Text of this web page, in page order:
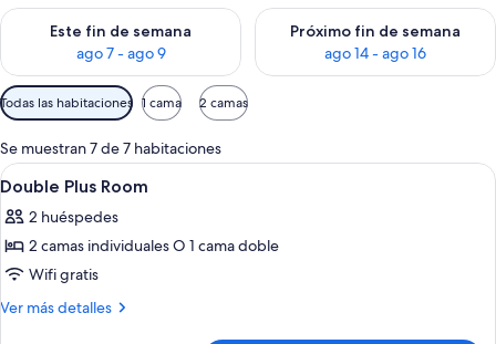
Este fin de semana
ago 7 - ago 9
Consulta la disponibilidad para este fin de semana, ago 7 -
Próximo fin de semana
ago 14 - ago 16
Consulta la disponibilidad
Filtros
disponibles
para
las
habitaciones
Todas las habitaciones 1 cama 2 camas
Se muestran 7 de 7 habitaciones
Abrir
todas
las
fotos
de
Double
Escritorio, sistema de
4
Double Plus Room
2 huéspedes
2 camas individuales O 1 cama doble
Wifi gratis
Ver más detalles
Más